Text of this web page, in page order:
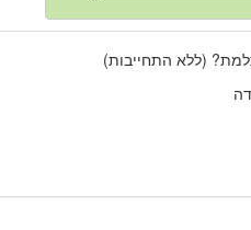
(ללא התחייבות)